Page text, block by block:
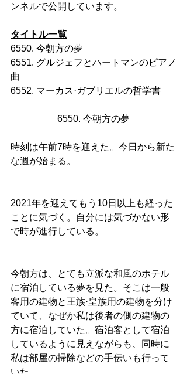
ンネルで公開しています。
タイトル一覧
6550. 今朝方の夢
6551. グルジェフとハートマンのピアノ
曲
6552. マーカス·ガブリエルの哲学書
6550. 今朝方の夢
時刻は午前7時を迎えた。今日から新た
な週が始まる。
2021年を迎えてもう10日以上も経った
ことに気づく。自分には気づかない形
で時が進行している。
今朝方は、とても立派な和風のホテル
に宿泊している夢を見た。そこは一般
客用の建物と王族·皇族用の建物を分け
ていて、なぜか私は後者の側の建物の
方に宿泊していた。宿泊客として宿泊
しているように見えながらも、同時に
私は部屋の掃除などの手伝いも行って
いた。